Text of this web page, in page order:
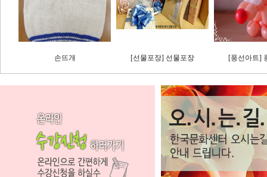
손뜨개 [선물포장] 선물포장 [풍선아트]